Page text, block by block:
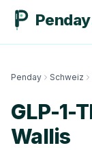
Penday
Penday Schweiz
GLP-1-
Wallis